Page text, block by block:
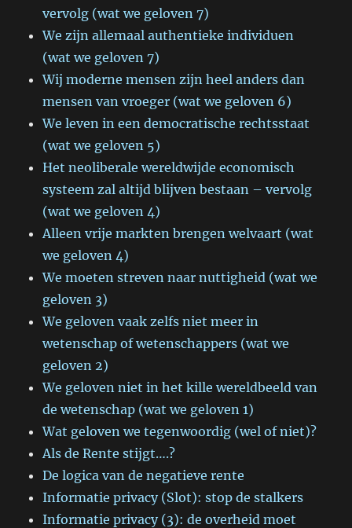
vervolg (wat we geloven 7)
We zijn allemaal authentieke individuen
(wat we geloven 7)
Wij moderne mensen zijn heel anders dan
mensen van vroeger (wat we geloven 6)
We leven in een democratische rechtsstaat
(wat we geloven 5)
Het neoliberale wereldwijde economisch
systeem zal altijd blijven bestaan – vervolg
(wat we geloven 4)
Alleen vrije markten brengen welvaart (wat
we geloven 4)
We moeten streven naar nuttigheid (wat we
geloven 3)
We geloven vaak zelfs niet meer in
wetenschap of wetenschappers (wat we
geloven 2)
We geloven niet in het kille wereldbeeld van
de wetenschap (wat we geloven 1)
Wat geloven we tegenwoordig (wel of niet)?
Als de Rente stijgt….?
De logica van de negatieve rente
Informatie privacy (Slot): stop de stalkers
Informatie privacy (3): de overheid moet